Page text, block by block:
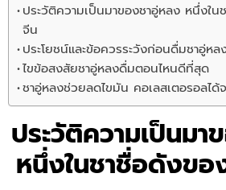
ประวัติความเป็นมาของชาอู่หลง หนึ่งใน
จีน
ประโยชน์และข้อควรระวังก่อนดื่มชาอู่หล
ไขข้อสงสัยชาอู่หลงดื่มตอนไหนดีที่สุด
ชาอู่หลงช่วยลดไขมัน คอเลสเตอรอลได้
ประวัติความเป็นมา
หนึ่งในชาชื่อดังขอ